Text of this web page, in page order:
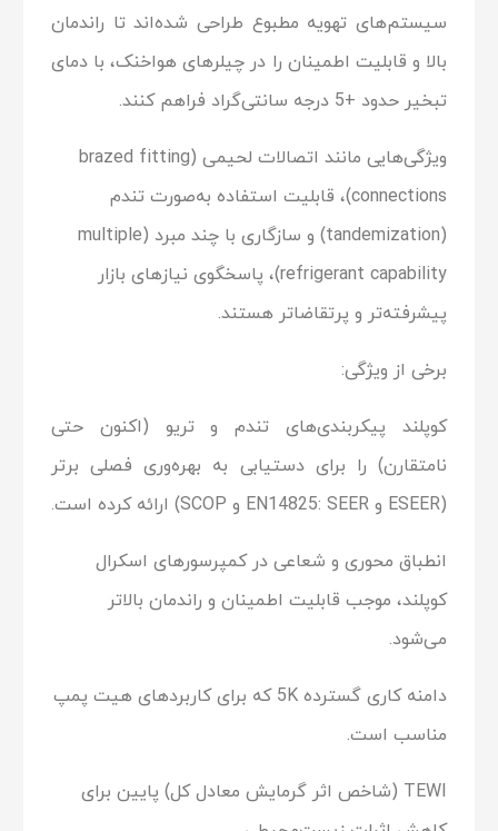
سیستم‌های تهویه مطبوع طراحی شده‌اند تا راندمان
بالا و قابلیت اطمینان را در چیلرهای هواخنک، با دمای
تبخیر حدود +5 درجه سانتی‌گراد فراهم کنند.
ویژگی‌هایی مانند اتصالات لحیمی (brazed fitting
connections)، قابلیت استفاده به‌صورت تندم
(tandemization) و سازگاری با چند مبرد (multiple
refrigerant capability)، پاسخگوی نیازهای بازار
پیشرفته‌تر و پرتقاضاتر هستند.
برخی از ویژگی‌:
کوپلند پیکربندی‌های تندم و تریو (اکنون حتی
نامتقارن) را برای دستیابی به بهره‌وری فصلی برتر
(ESEER و EN14825: SEER و SCOP) ارائه کرده است.
انطباق محوری و شعاعی در کمپرسورهای اسکرال
کوپلند، موجب قابلیت اطمینان و راندمان بالاتر
می‌شود.
دامنه کاری گسترده 5K که برای کاربردهای هیت پمپ
مناسب است.
TEWI (شاخص اثر گرمایش معادل کل) پایین برای